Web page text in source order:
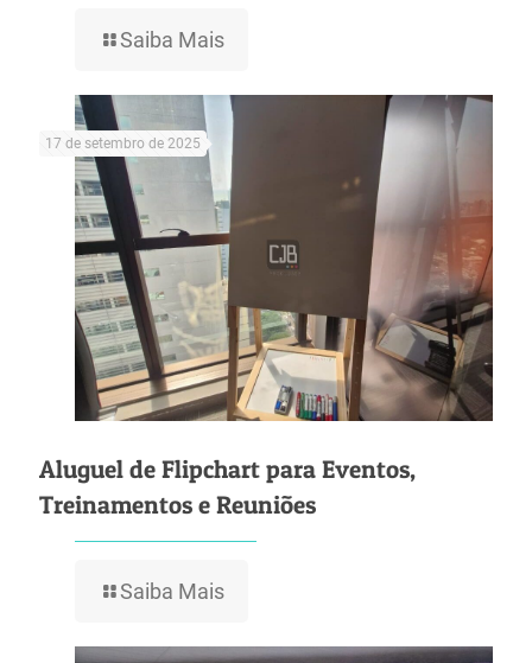
Saiba Mais
17 de setembro de 2025
Aluguel de Flipchart para Eventos,
Treinamentos e Reuniões
Saiba Mais